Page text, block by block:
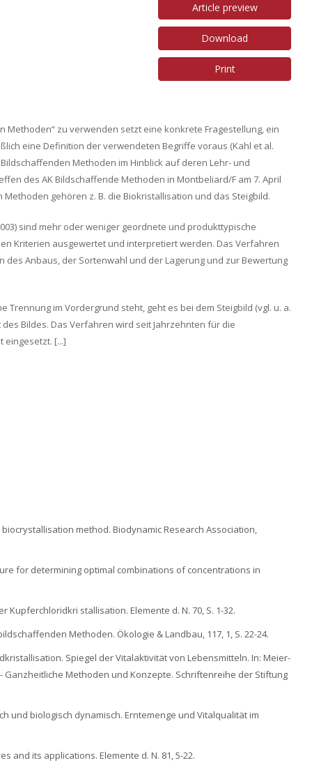
Article preview
Download
Print
Methoden“ zu verwenden setzt eine konkrete Fragestellung, ein
eine Definition der verwendeten Begriffe voraus (Kahl et al.
Methoden im Hinblick auf deren Lehr- und
des AK Bildschaffende Methoden in Montbeliard/F am 7. April
gehören z. B. die Biokristallisation und das Steigbild.
sind mehr oder weniger geordnete und produkttypische
Kriterien ausgewertet und interpretiert werden. Das Verfahren
des Anbaus, der Sortenwahl und der Lagerung und zur Bewertung
im Vordergrund steht, geht es bei dem Steigbild (vgl. u. a.
Bildes. Das Verfahren wird seit Jahrzehnten für die
eingesetzt. [...]
method. Biodynamic Research Association,
for determining optimal combinations of concentrations in
Kupferchloridkri stallisation. Elemente d. N. 70, S. 1-32.
Methoden. Ökologie & Landbau, 117, 1, S. 22-24.
Spiegel der Vitalaktivität von Lebensmitteln. In: Meier-
Ganzheitliche Methoden und Konzepte. Schriftenreihe der Stiftung
und biologisch dynamisch. Erntemenge und Vitalqualität im
and its applications. Elemente d. N. 81, 5-22.